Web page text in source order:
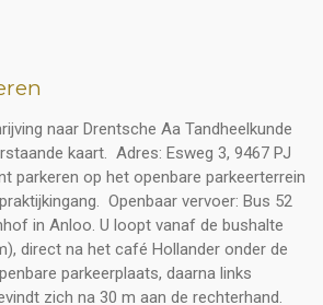
naar Drentsche Aa Tandheelkunde
kaart. Adres: Esweg 3, 9467 PJ
parkeren op het openbare parkeerterrein
Openbaar vervoer: Bus 52
in Anloo. U loopt vanaf de bushalte
direct na het café Hollander onder de
parkeerplaats, daarna links
zich na 30 m aan de rechterhand.